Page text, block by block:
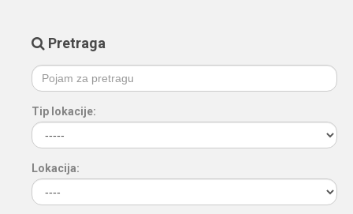
Pretraga
Tip lokacije:
Lokacija: